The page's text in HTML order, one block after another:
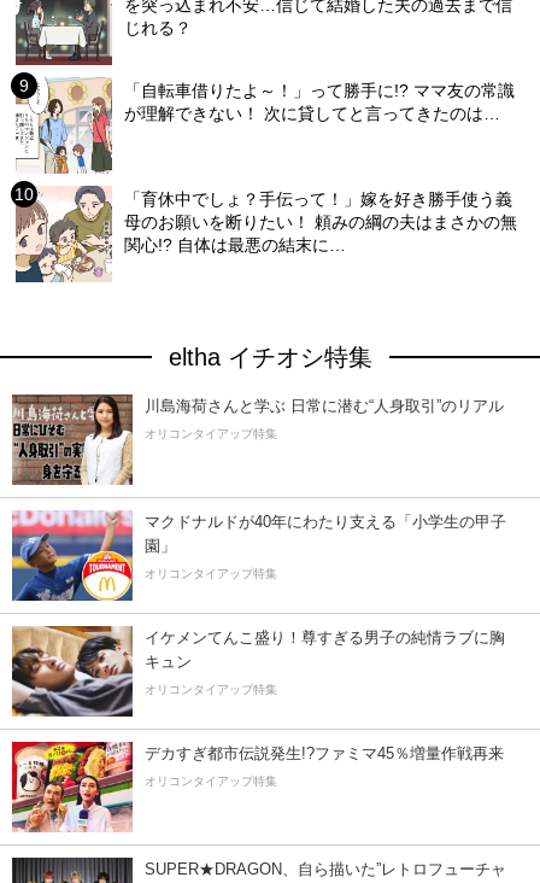
を突っ込まれ不安…信じて結婚した夫の過去まで信
じれる？
「自転車借りたよ～！」って勝手に!? ママ友の常識
が理解できない！ 次に貸してと言ってきたのは…
「育休中でしょ？手伝って！」嫁を好き勝手使う義
母のお願いを断りたい！ 頼みの綱の夫はまさかの無
関心!? 自体は最悪の結末に…
eltha イチオシ特集
川島海荷さんと学ぶ 日常に潜む“人身取引”のリアル
オリコンタイアップ特集
マクドナルドが40年にわたり支える「小学生の甲子
園」
オリコンタイアップ特集
イケメンてんこ盛り！尊すぎる男子の純情ラブに胸
キュン
オリコンタイアップ特集
デカすぎ都市伝説発生!?ファミマ45％増量作戦再来
オリコンタイアップ特集
SUPER★DRAGON、自ら描いた”レトロフューチャ